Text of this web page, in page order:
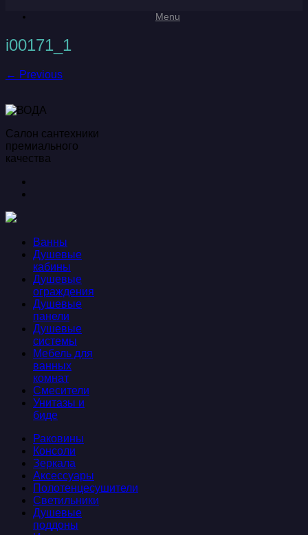
Menu
i00171_1
← Previous
Салон сантехники
премиального
качества
Ванны
Душевые
кабины
Душевые
ограждения
Душевые
панели
Душевые
системы
Мебель для
ванных
комнат
Смесители
Унитазы и
биде
Раковины
Консоли
Зеркала
Аксессуары
Полотенцесушители
Светильники
Душевые
поддоны